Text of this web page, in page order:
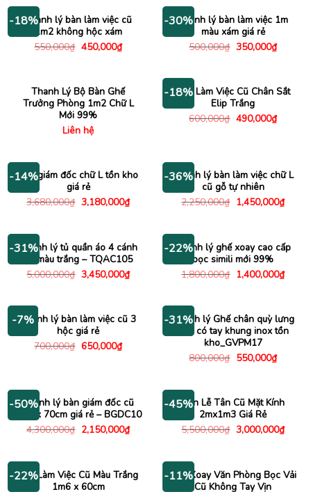
1,000,000₫.
-18%Thanh lý bàn làm việc cũ
1m2 không hộc xám
550,000₫ Giá
450,000₫Giá
hiện
450,000₫.
-30%Thanh lý bàn làm việc 1m
màu xám giá rẻ
500,000₫ Giá
350,000₫Giá
hiện
Thanh Lý Bộ Bàn Ghế
Trưởng Phòng 1m2 Chữ L
Mới 99%
Liên hệ
-18%
Bàn Làm Việc Cũ Chân Sắt
Elip Trắng
600,000₫ Giá
490,000₫Giá
hiện
-14%
Bàn giám đốc chữ L tồn kho
giá rẻ
3,680,000₫ Giá
gốc
3,180,000₫Giá
hiện
3,180,000₫.
-36%
Thanh lý bàn làm việc chữ L
cũ gỗ tự nhiên
2,250,000₫ Giá
gốc
1,450,000₫Giá
hiện
-31%
Thanh lý tủ quần áo 4 cánh
cũ màu trắng – TQAC105
5,000,000₫ Giá
gốc
3,450,000₫Giá
hiện
3,450,000₫.
-22%
Thanh lý ghế xoay cao cấp
bọc simili mới 99%
1,800,000₫ Giá
gốc
1,400,000₫Giá
hiện
-7%
Thanh lý bàn làm việc cũ 3
hộc giá rẻ
700,000₫ Giá
650,000₫Giá
hiện
-31%
Thanh lý Ghế chân quỳ lưng
lưới có tay khung inox tồn
kho_GVPM17
800,000₫ Giá
550,000₫Giá
hiện
-50%
Thanh lý bàn giám đốc cũ
1m4 x 70cm giá rẻ – BGDC10
4,300,000₫ Giá
gốc
2,150,000₫Giá
hiện
2,150,000₫.
-45%Bàn Lễ Tân Cũ Mặt Kính
2mx1m3 Giá Rẻ
5,500,000₫ Giá
gốc
3,000,000₫Giá
hiện
-22%
Bàn Làm Việc Cũ Màu Trắng
1m6 x 60cm
-11%
Ghế Xoay Văn Phòng Bọc Vải
Cũ Không Tay Vịn